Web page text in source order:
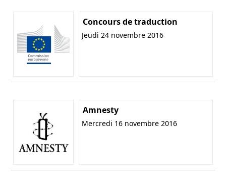
Concours de traduction
Jeudi 24 novembre 2016
Amnesty
Mercredi 16 novembre 2016